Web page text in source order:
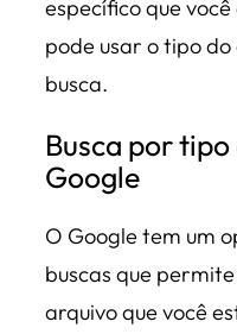
específico que
pode usar o tipo
busca.
Busca por
Google
O Google tem um
buscas que
arquivo que você